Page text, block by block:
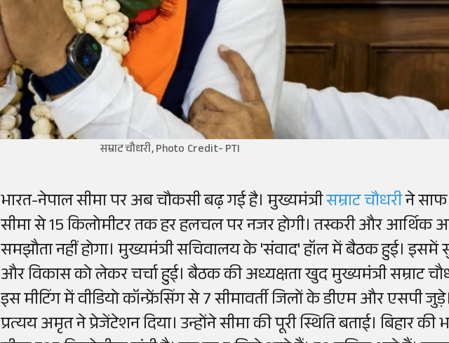
सम्राट चौधरी, Photo Credit- PTI
भारत-नेपाल सीमा पर अब चौकसी बढ़ गई है। मुख्यमंत्रीसम्राट चौधरीने
सीमा से 15 किलोमीटर तक हर हलचल पर नजर होगी। तस्करी और आर्थिक
समझौता नहीं होगा। मुख्यमंत्री सचिवालय के 'संवाद' हॉल में बैठक हुई। इसमें
और विकास को लेकर चर्चा हुई। बैठक की अध्यक्षता खुद मुख्यमंत्री सम्राट
इस मीटिंग में वीडियो कॉन्फ्रेंसिंग से 7 सीमावर्ती जिलों के डीएम और एसपी
प्रत्यय अमृत ने प्रेजेंटेशन दिया। उन्होंने सीमा की पूरी स्थिति बताई। बिहार की